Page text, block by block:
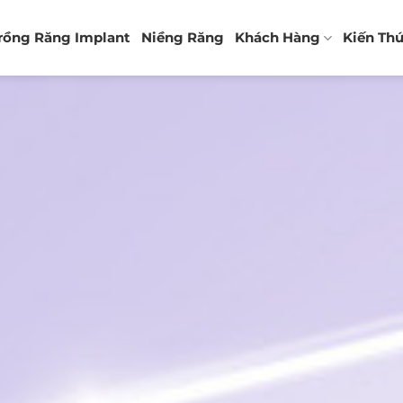
Răng Implant Niềng Răng Khách Hàng Kiến